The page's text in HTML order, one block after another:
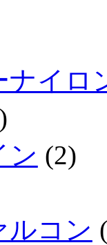
ナイロ
ン (2)
ルコン